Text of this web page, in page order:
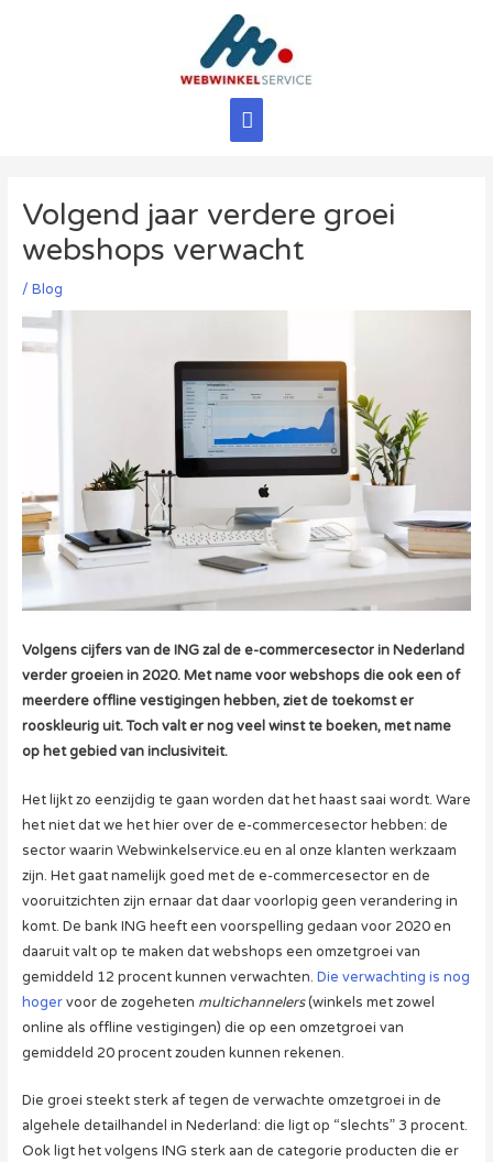
Hoofdmenu
Volgend jaar verdere groei
webshops verwacht
/ Blog
Volgens cijfers van de ING zal de e-commercesector in Nederland
verder groeien in 2020. Met name voor webshops die ook een of
meerdere offline vestigingen hebben, ziet de toekomst er
rooskleurig uit. Toch valt er nog veel winst te boeken, met name
op het gebied van inclusiviteit.
Het lijkt zo eenzijdig te gaan worden dat het haast saai wordt. Ware
het niet dat we het hier over de e-commercesector hebben: de
sector waarin Webwinkelservice.eu en al onze klanten werkzaam
zijn. Het gaat namelijk goed met de e-commercesector en de
vooruitzichten zijn ernaar dat daar voorlopig geen verandering in
komt. De bank ING heeft een voorspelling gedaan voor 2020 en
daaruit valt op te maken dat webshops een omzetgroei van
gemiddeld 12 procent kunnen verwachten. Die verwachting is nog
hogervoor de zogeheten multichannelers(winkels met zowel
online als offline vestigingen) die op een omzetgroei van
gemiddeld 20 procent zouden kunnen rekenen.
Die groei steekt sterk af tegen de verwachte omzetgroei in de
algehele detailhandel in Nederland: die ligt op “slechts” 3 procent.
Ook ligt het volgens ING sterk aan de categorie producten die er